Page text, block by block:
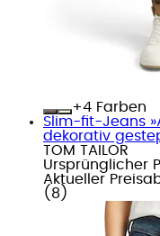
+
Farben
Slim-fit-Jeans
dekorativ
TOM TAILOR
Ursprünglicher
Aktueller Preis
( 8 )